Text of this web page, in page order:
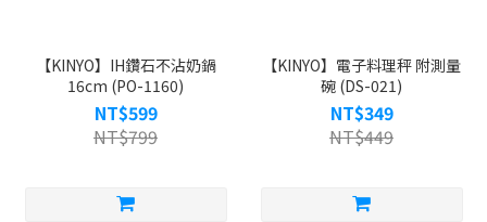
【KINYO】IH鑽石不沾奶鍋
16cm (PO-1160)
NT$599
NT$799
【KINYO】電子料理秤 附測量
碗 (DS-021)
NT$349
NT$449